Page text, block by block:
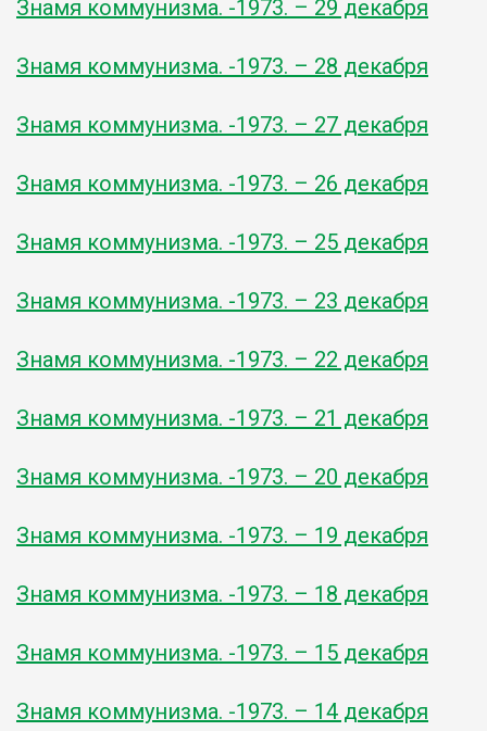
Знамя коммунизма. -1973. – 29 декабря
Знамя коммунизма. -1973. – 28 декабря
Знамя коммунизма. -1973. – 27 декабря
Знамя коммунизма. -1973. – 26 декабря
Знамя коммунизма. -1973. – 25 декабря
Знамя коммунизма. -1973. – 23 декабря
Знамя коммунизма. -1973. – 22 декабря
Знамя коммунизма. -1973. – 21 декабря
Знамя коммунизма. -1973. – 20 декабря
Знамя коммунизма. -1973. – 19 декабря
Знамя коммунизма. -1973. – 18 декабря
Знамя коммунизма. -1973. – 15 декабря
Знамя коммунизма. -1973. – 14 декабря